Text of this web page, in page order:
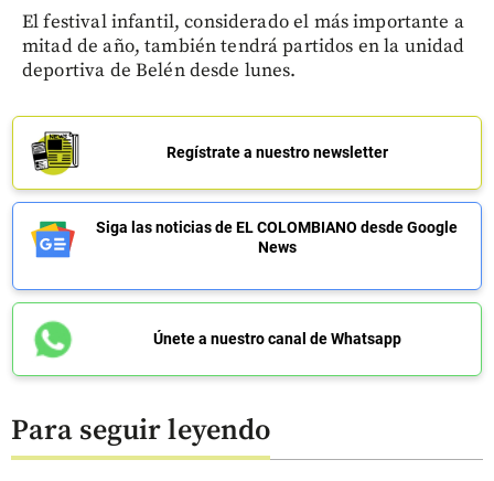
El festival infantil, considerado el más importante a
mitad de año, también tendrá partidos en la unidad
deportiva de Belén desde lunes.
Regístrate a nuestro newsletter
Siga las noticias de EL COLOMBIANO desde Google
News
Únete a nuestro canal de Whatsapp
Para seguir leyendo